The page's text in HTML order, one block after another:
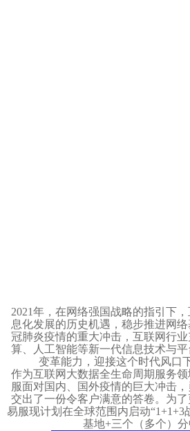
2021年，在网络强国战略的指引下
息化发展的历史机遇，稳步推进网
冠肺炎疫情的重大冲击，互联网行
算、人工智能等新一代信息技术与
变革能力，迎接这个时代风口
作为互联网大数据全生命周期服务
服面对国内、国外疫情的巨大冲击，
交出了一份令客户满意的答卷。为
易服现计划在全球范围内启动“1+1+3
基地+三个（多个）分